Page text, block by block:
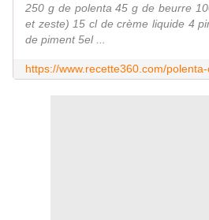
250 g de polenta 45 g de beurre
et zeste) 15 cl de crème liquide 4
de piment 5el ...
https://www.recette360.com/